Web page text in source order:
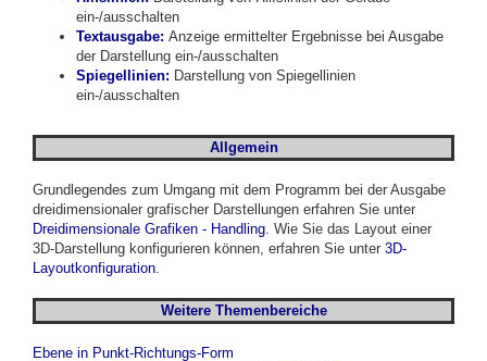
ein-/ausschalten
Textausgabe: Anzeige ermittelter Ergebnisse bei Ausgabe
der Darstellung ein-/ausschalten
Spiegellinien: Darstellung von Spiegellinien
ein-/ausschalten
Allgemein
Grundlegendes zum Umgang mit dem Programm bei der Ausgabe
dreidimensionaler grafischer Darstellungen erfahren Sie unter
Dreidimensionale Grafiken - Handling . Wie Sie das Layout einer
3D-Darstellung konfigurieren können, erfahren Sie unter 3D-
Layoutkonfiguration
Weitere Themenbereiche
Ebene in Punkt-Richtungs-Form